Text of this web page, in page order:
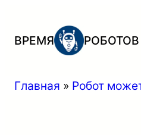
содержимому
ВРЕМЯ РОБОТОВ
Главная » Робот